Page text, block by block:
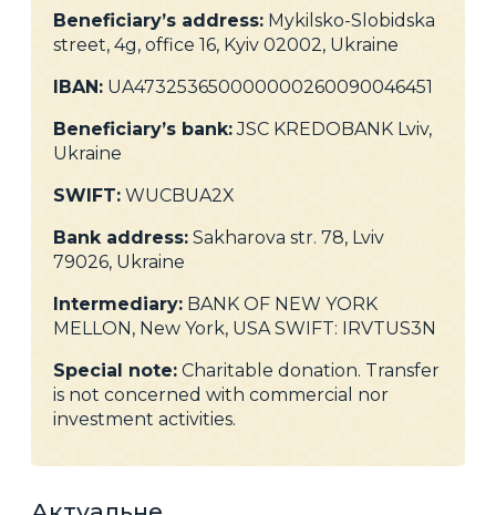
Beneficiary’s address: Mykilsko-Slobidska
street, 4g, office 16, Kyiv 02002, Ukraine
IBAN: UA473253650000000260090046451
Beneficiary’s bank:JSC KREDOBANK Lviv,
Ukraine
SWIFT: WUCBUA2X
Bank address: Sakharova str. 78, Lviv
79026, Ukraine
Intermediary: BANK OF NEW YORK
MELLON, New York, USA SWIFT: IRVTUS3N
Special note: Charitable donation. Transfer
is not concerned with commercial nor
investment activities.